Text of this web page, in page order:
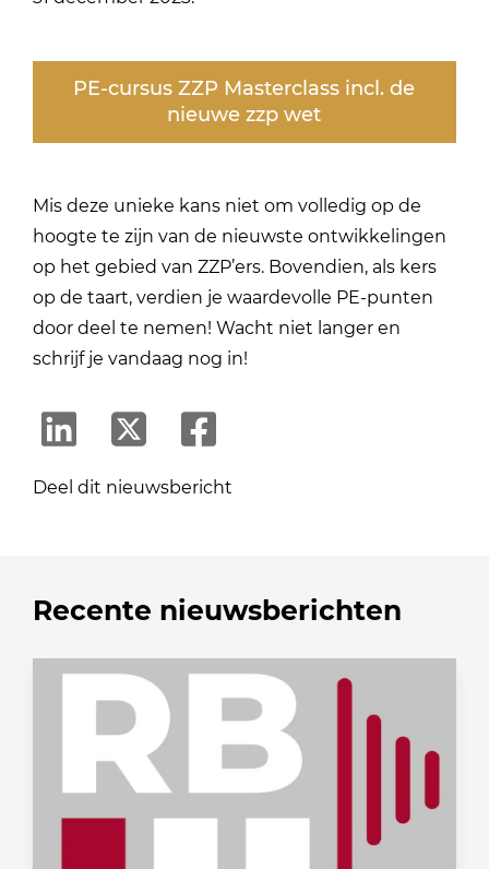
PE-cursus ZZP Masterclass incl. de
nieuwe zzp wet
Mis deze unieke kans niet om volledig op de
hoogte te zijn van de nieuwste ontwikkelingen
op het gebied van ZZP’ers. Bovendien, als kers
op de taart, verdien je waardevolle PE-punten
door deel te nemen! Wacht niet langer en
schrijf je vandaag nog in!
Deel dit nieuwsbericht
Recente nieuwsberichten